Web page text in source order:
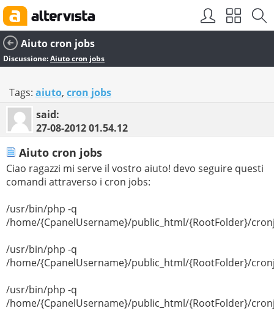
Aiuto cron jobs
Discussione:Aiuto cron jobs
Tags: aiuto, cron jobs
said:
27-08-201201.54.12
Aiuto cron jobs
Ciao ragazzi mi serve il vostro aiuto! devo seguire questi
comandi attraverso i cron jobs:
/usr/bin/php -q
/home/{CpanelUsername}/public_html/{RootFolder}/
/usr/bin/php -q
/home/{CpanelUsername}/public_html/{RootFolder}/
/usr/bin/php -q
/home/{CpanelUsername}/public_html/{RootFolder}/